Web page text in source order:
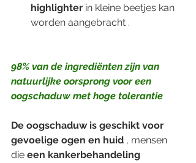
highlighter in kleine beetjes kan
worden aangebracht .
98% van de ingrediënten zijn van
natuurlijke oorsprong voor een
oogschaduw met hoge tolerantie
De oogschaduw is geschikt voor
gevoelige ogen en huid , mensen
die een kankerbehandeling